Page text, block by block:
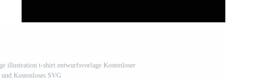
illustration t-shirt entwurfsvorlage Kostenloser
Kostenloses SVG